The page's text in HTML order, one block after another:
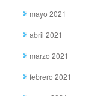
mayo 2021
abril 2021
marzo 2021
febrero 2021